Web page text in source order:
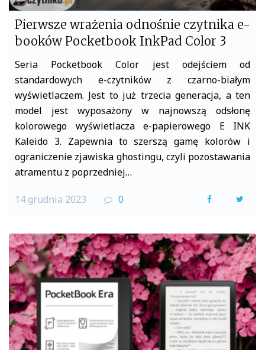
Pierwsze wrażenia odnośnie czytnika e-
booków Pocketbook InkPad Color 3
Seria Pocketbook Color jest odejściem od
standardowych e-czytników z czarno-białym
wyświetlaczem. Jest to już trzecia generacja, a ten
model jest wyposażony w najnowszą odsłonę
kolorowego wyświetlacza e-papierowego E INK
Kaleido 3. Zapewnia to szerszą gamę kolorów i
ograniczenie zjawiska ghostingu, czyli pozostawania
atramentu z poprzedniej…
14 grudnia 2023 0
F
c
e
b
o
o
k
i
t
t
e
r